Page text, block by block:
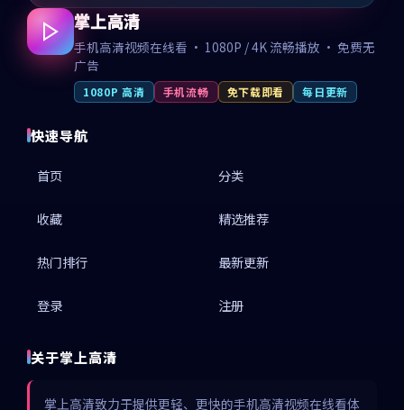
掌上高清
手机高清视频在线看 · 1080P / 4K 流畅播放 · 免费无
广告
1080P 高清 手机流畅 免下载即看 每日更新
快速导航
首页 分类
收藏 精选推荐
热门排行 最新更新
登录 注册
关于掌上高清
掌上高清致力于提供更轻、更快的手机高清视频在线看体